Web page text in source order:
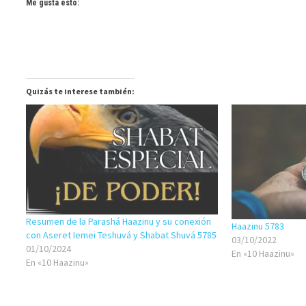
Me gusta esto:
Quizás te interese también:
Resumen de la Parashá Haazinu y su conexión
con Aseret Iemei Teshuvá y Shabat Shuvá 5785
01/10/2024
En «10 Haazinu»
Haazinu 5783
03/10/2022
En «10 Haazinu»